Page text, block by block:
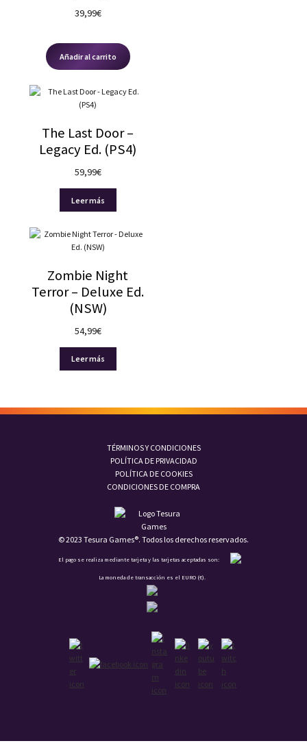
39,99€
Añadir al carrito
The Last Door –
Legacy Ed. (PS4)
59,99€
Leer más
Zombie Night
Terror – Deluxe Ed.
(NSW)
54,99€
Leer más
TÉRMINOS Y CONDICIONES
POLÍTICA DE PRIVACIDAD
POLÍTICA DE COOKIES
CONDICIONES DE COMPRA
© 2023 Tesura Games®. Todos los derechos reservados.
El pago se realiza mediante tarjeta y las tarjetas aceptadas son:
La moneda de transacción es el EURO (€).